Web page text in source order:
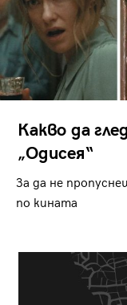
Какво да
„Одисея“
За да не
по кината